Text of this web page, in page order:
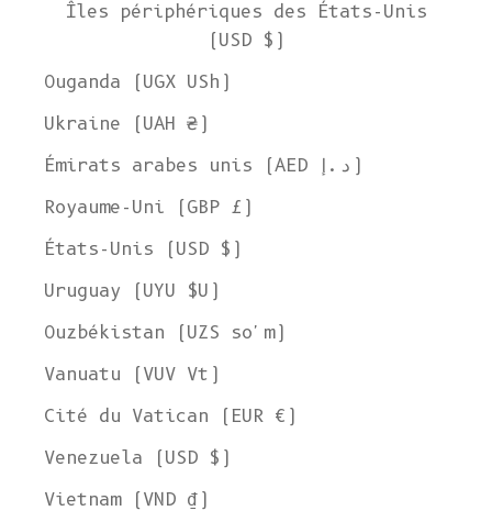
Îles périphériques des États-Unis
(USD $)
Ouganda (UGX USh)
Ukraine (UAH ₴)
Émirats arabes unis (AED د.إ)
Royaume-Uni (GBP £)
États-Unis (USD $)
Uruguay (UYU $U)
Ouzbékistan (UZS so'm)
Vanuatu (VUV Vt)
Cité du Vatican (EUR €)
Venezuela (USD $)
Vietnam (VND ₫)